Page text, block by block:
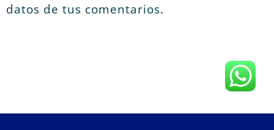
datos de tus comentarios.